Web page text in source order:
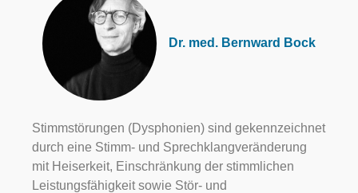
Dr. med. Bernward Bock
Stimmstörungen (Dysphonien) sind gekennzeichnet
durch eine Stimm- und Sprechklangveränderung
mit Heiserkeit, Einschränkung der stimmlichen
Leistungsfähigkeit sowie Stör- und